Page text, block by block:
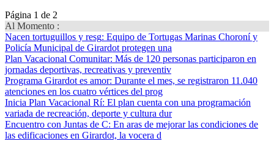
Página 1 de 2
Al Momento :
Nacen tortuguillos y resg: Equipo de Tortugas Marinas Choroní y
Policía Municipal de Girardot protegen una
Plan Vacacional Comunitar: Más de 120 personas participaron en
jornadas deportivas, recreativas y preventiv
Programa Girardot es amor: Durante el mes, se registraron 11.040
atenciones en los cuatro vértices del prog
Inicia Plan Vacacional Rí: El plan cuenta con una programación
variada de recreación, deporte y cultura dur
Encuentro con Juntas de C: En aras de mejorar las condiciones de
las edificaciones en Girardot, la vocera d